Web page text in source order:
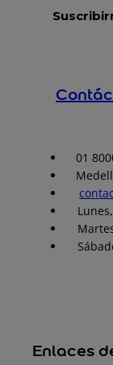
01
Enlaces